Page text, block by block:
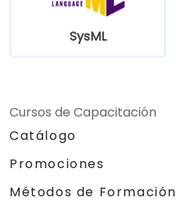
SysML
Cursos de Capacitación
Catálogo
Promociones
Métodos de Formación